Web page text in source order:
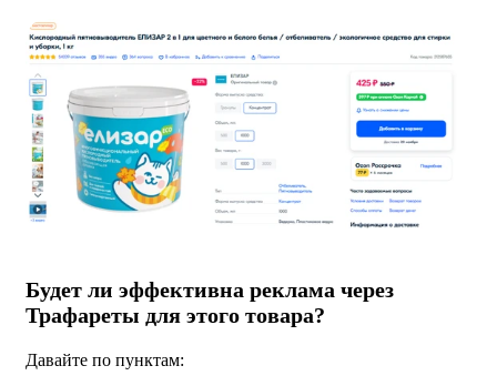
Будет ли эффективна реклама через
Трафареты для этого товара?
Давайте по пунктам: